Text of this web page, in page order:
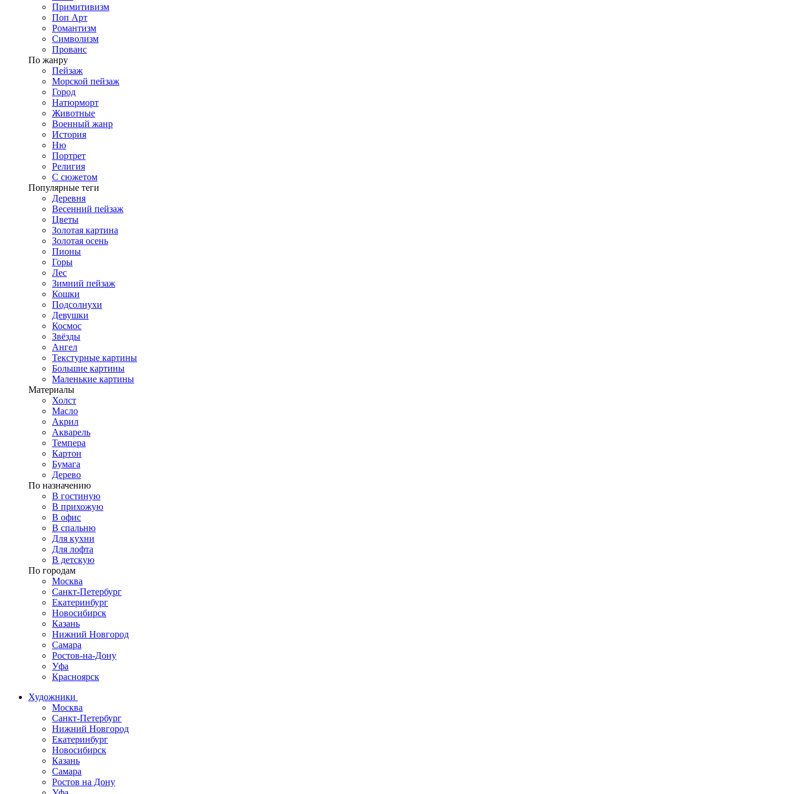
Примитивизм
Поп Арт
Романтизм
Символизм
Прованс
По жанру
Пейзаж
Морской пейзаж
Город
Натюрморт
Животные
Военный жанр
История
Ню
Портрет
Религия
С сюжетом
Популярные теги
Деревня
Весенний пейзаж
Цветы
Золотая картина
Золотая осень
Пионы
Горы
Лес
Зимний пейзаж
Кошки
Подсолнухи
Девушки
Космос
Звёзды
Ангел
Текстурные картины
Большие картины
Маленькие картины
Материалы
Холст
Масло
Акрил
Акварель
Темпера
Картон
Бумага
Дерево
По назначению
В гостиную
В прихожую
В офис
В спальню
Для кухни
Для лофта
В детскую
По городам
Москва
Санкт-Петербург
Екатеринбург
Новосибирск
Казань
Нижний Новгород
Самара
Ростов-на-Дону
Уфа
Красноярск
Художники
Москва
Санкт-Петербург
Нижний Новгород
Екатеринбург
Новосибирск
Казань
Самара
Ростов на Дону